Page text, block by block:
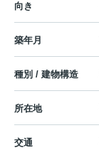
向き
築年月
種別 / 建物構造
所在地
交通